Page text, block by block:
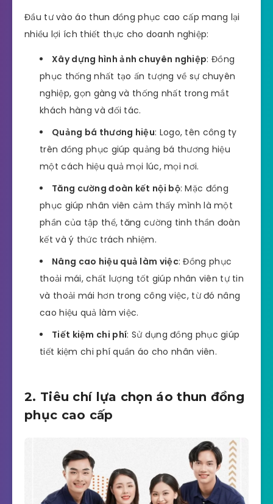
Đầu tư vào áo thun đồng phục cao cấp mang lại
nhiều lợi ích thiết thực cho doanh nghiệp:
Xây dựng hình ảnh chuyên nghiệp: Đồng
phục thống nhất tạo ấn tượng về sự chuyên
nghiệp, gọn gàng và thống nhất trong mắt
khách hàng và đối tác.
Quảng bá thương hiệu: Logo, tên công ty
trên đồng phục giúp quảng bá thương hiệu
một cách hiệu quả mọi lúc, mọi nơi.
Tăng cường đoàn kết nội bộ: Mặc đồng
phục giúp nhân viên cảm thấy mình là một
phần của tập thể, tăng cường tinh thần đoàn
kết và ý thức trách nhiệm.
Nâng cao hiệu quả làm việc: Đồng phục
thoải mái, chất lượng tốt giúp nhân viên tự tin
và thoải mái hơn trong công việc, từ đó nâng
cao hiệu quả làm việc.
Tiết kiệm chi phí: Sử dụng đồng phục giúp
tiết kiệm chi phí quần áo cho nhân viên.
2. Tiêu chí lựa chọn áo thun đồng
phục cao cấp